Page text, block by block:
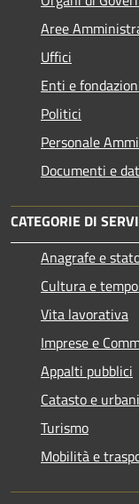
Aree
Uffici
Enti e
Politici
Personale
Documenti e
CATEGORIE DI
Anagrafe e
Cultura e
Vita lavorativa
Imprese e
Appalti pubblici
Catasto e
Turismo
Mobilità e